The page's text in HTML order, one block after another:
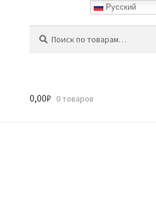
0,00₽ 0 товаров
Русский